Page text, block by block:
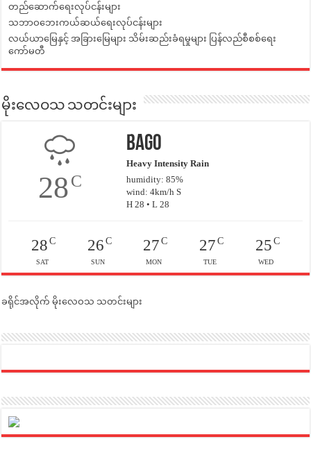
တည်ဆောက်ရေးလုပ်ငန်းများ
သဘာဝဘေးကယ်ဆယ်ရေးလုပ်ငန်းများ
လယ်ယာမြေနှင့် အခြားမြေများ သိမ်းဆည်းခံရမှုများ ပြန်လည်စီစစ်ရေး
ကော်မတီ
မိုးလေဝသ သတင်းများ
28C
Bago
Heavy Intensity Rain
humidity: 85%
wind: 4km/h S
H 28 • L 28
28C
SAT
26C
SUN
27 C
MON
27C
TUE
25C
WED
ခရိုင်အလိုက် မိုးလေဝသ သတင်းများ